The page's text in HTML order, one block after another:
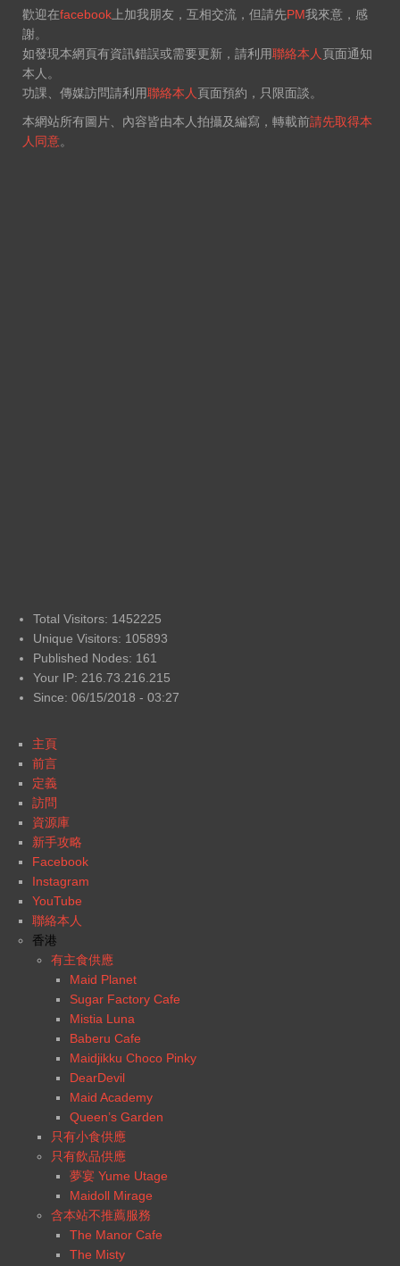
歡迎在facebook 上加我朋友，互相交流，但請先PM我來意，感
謝。
如發現本網頁有資訊錯誤或需要更新，請利用聯絡本人 頁面通知
本人。
功課、傳媒訪問請利用聯絡本人 頁面預約，只限面談。
本網站所有圖片、內容皆由本人拍攝及編寫，轉載前請先取得本
人同意。
Total Visitors: 1452225
Unique Visitors: 105893
Published Nodes: 161
Your IP: 216.73.216.215
Since: 06/15/2018 - 03:27
主頁
前言
定義
訪問
資源庫
新手攻略
Facebook
Instagram
YouTube
聯絡本人
香港
有主食供應
Maid Planet
Sugar Factory Cafe
Mistia Luna
Baberu Cafe
Maidjikku Choco Pinky
DearDevil
Maid Academy
Queen’s Garden
只有小食供應
只有飲品供應
夢宴 Yume Utage
Maidoll Mirage
含本站不推薦服務
The Manor Cafe
The Misty